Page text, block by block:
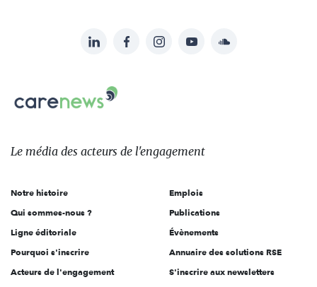
sur:
LinkedInFacebookInstagramYouTubeSoundcloud
Le
des
l'engagement
Le média des acteurs de l'engagement
Notre histoire
Qui sommes-nous ?
Ligne éditoriale
Pourquoi s'inscrire
Acteurs de l'engagement
Emplois
Publications
Évènements
Annuaire des solutions RSE
S'inscrire aux newsletters